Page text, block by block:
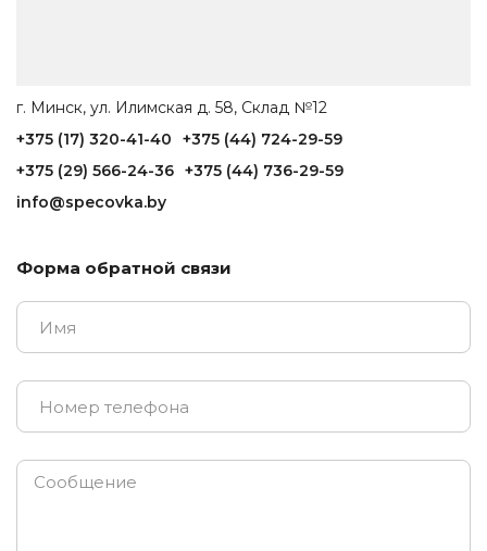
Форма обратной связи
г. Минск, ул. Илимская д. 58, Склад №12
+375 (17) 320-41-40
+375 (44) 724-29-59
+375 (29) 566-24-36 +375 (44) 736-29-59
info@specovka.by